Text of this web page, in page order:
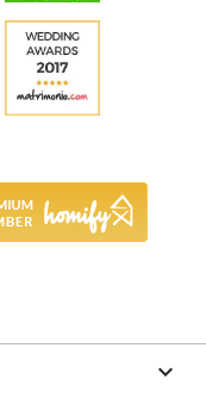
keyboard_arrow_down